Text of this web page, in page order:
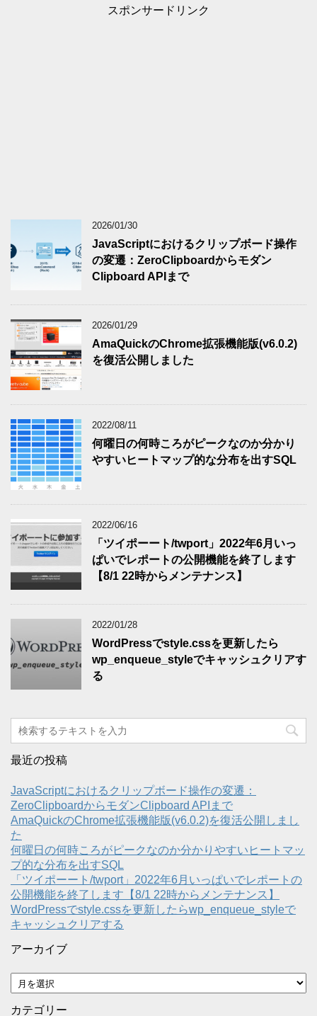
スポンサードリンク
2026/01/30
JavaScriptにおけるクリップボード操作
の変遷：ZeroClipboardからモダン
Clipboard APIまで
2026/01/29
AmaQuickのChrome拡張機能版(v6.0.2)
を復活公開しました
2022/08/11
何曜日の何時ころがピークなのか分かり
やすいヒートマップ的な分布を出すSQL
2022/06/16
「ツイポーート/twport」2022年6月いっ
ぱいでレポートの公開機能を終了します
【8/1 22時からメンテナンス】
2022/01/28
WordPressでstyle.cssを更新したら
wp_enqueue_styleでキャッシュクリアす
る
最近の投稿
JavaScriptにおけるクリップボード操作の変遷：
ZeroClipboardからモダンClipboard APIまで
AmaQuickのChrome拡張機能版(v6.0.2)を復活公開しまし
た
何曜日の何時ころがピークなのか分かりやすいヒートマッ
プ的な分布を出すSQL
「ツイポーート/twport」2022年6月いっぱいでレポートの
公開機能を終了します【8/1 22時からメンテナンス】
WordPressでstyle.cssを更新したらwp_enqueue_styleで
キャッシュクリアする
アーカイブ
ア
ー
カ
カテゴリー